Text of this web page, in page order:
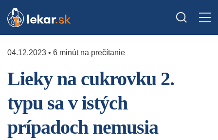
04.12.2023 • 6 minút na prečítanie
Lieky na cukrovku 2.
typu sa v istých
prípadoch nemusia